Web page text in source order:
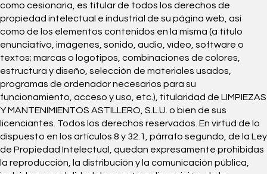
como cesionaria, es titular de todos los derechos de
propiedad intelectual e industrial de su página web, así
como de los elementos contenidos en la misma (a título
enunciativo, imágenes, sonido, audio, vídeo, software o
textos; marcas o logotipos, combinaciones de colores,
estructura y diseño, selección de materiales usados,
programas de ordenador necesarios para su
funcionamiento, acceso y uso, etc.), titularidad de LIMPIEZAS
Y MANTENIMIENTOS ASTILLERO, S.L.U. o bien de sus
licenciantes. Todos los derechos reservados. En virtud de lo
dispuesto en los artículos 8 y 32.1, párrafo segundo, de la Ley
de Propiedad Intelectual, quedan expresamente prohibidas
la reproducción, la distribución y la comunicación pública,